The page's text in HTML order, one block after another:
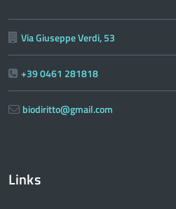
Via Giuseppe Verdi, 53
+39 0461 281818
biodiritto@gmail.com
Links